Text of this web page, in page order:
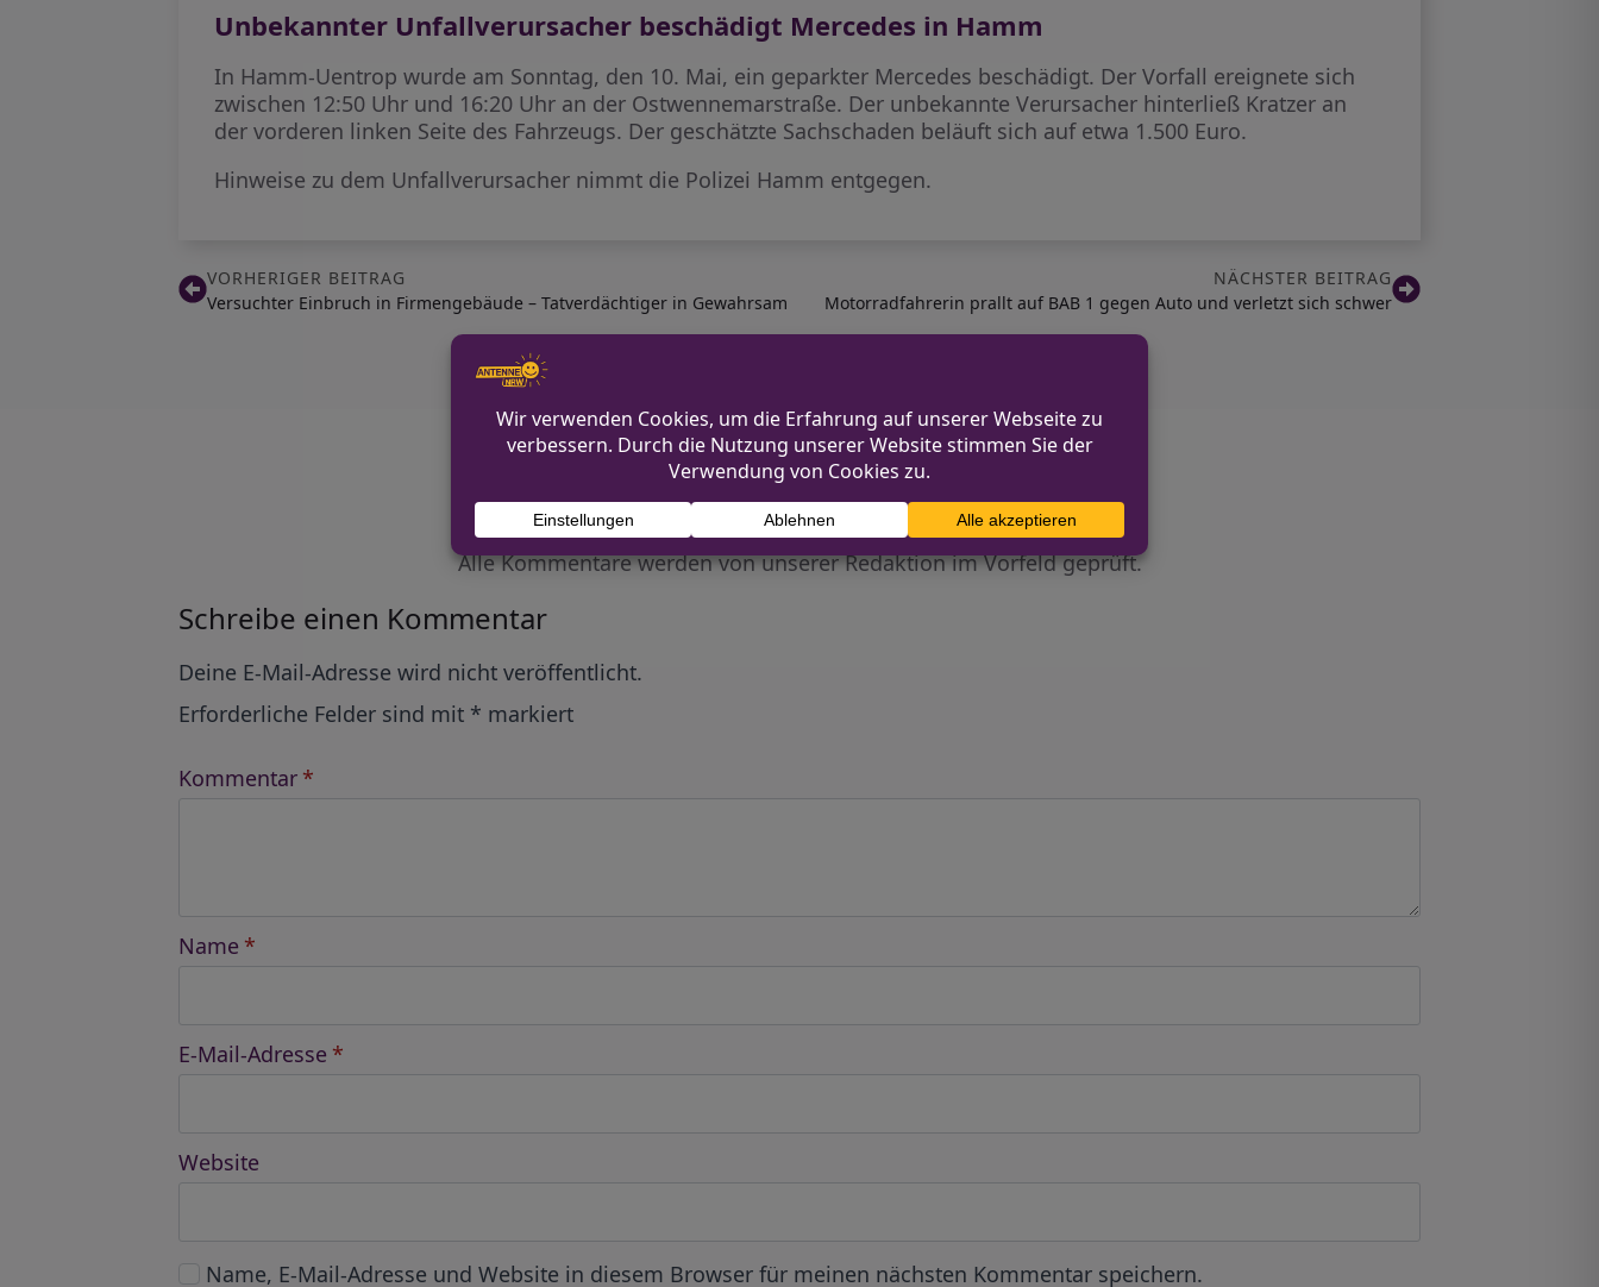
Unbekannter Unfallverursacher beschädigt Mercedes in Hamm
In Hamm-Uentrop wurde am Sonntag, den 10. Mai, ein geparkter Mercedes beschädigt. Der Vorfall ereignete sich
zwischen 12:50 Uhr und 16:20 Uhr an der Ostwennemarstraße. Der unbekannte Verursacher hinterließ Kratzer an
der vorderen linken Seite des Fahrzeugs. Der geschätzte Sachschaden beläuft sich auf etwa 1.500 Euro.
Hinweise zu dem Unfallverursacher nimmt die Polizei Hamm entgegen.
VORHERIGER BEITRAG
Versuchter Einbruch in Firmengebäude – Tatverdächtiger in Gewahrsam
NÄCHSTER BEITRAG
Motorradfahrerin prallt auf BAB 1 gegen Auto und verletzt sich schwer
Diskutiere mit!
Anonym und ganz ohne Anmeldezwang!
Alle Kommentare werden von unserer Redaktion im Vorfeld geprüft.
Schreibe einen Kommentar
Deine E-Mail-Adresse wird nicht veröffentlicht.
Erforderliche Felder sind mit * markiert
Kommentar *
Name *
E-Mail-Adresse *
Website
Name, E-Mail-Adresse und Website in diesem Browser für meinen nächsten Kommentar speichern.